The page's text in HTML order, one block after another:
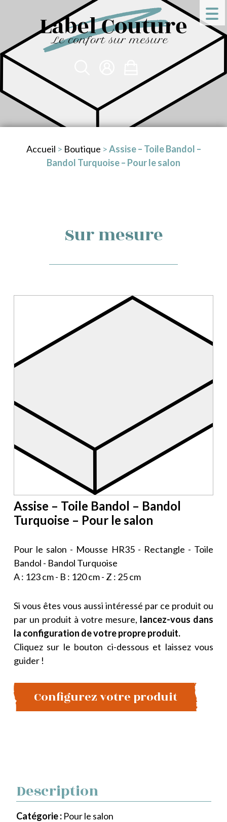
Accueil > Boutique >Assise – Toile Bandol –
Bandol Turquoise – Pour le salon
Sur mesure
Assise – Toile Bandol – Bandol
Turquoise – Pour le salon
Pour le salon - Mousse HR35 - Rectangle - Toile
Bandol - Bandol Turquoise
A : 123 cm - B : 120 cm - Z : 25 cm
Si vous êtes vous aussi intéressé par ce produit ou
par un produit à votre mesure, lancez-vous dans
la configuration de votre propre produit.
Cliquez sur le bouton ci-dessous et laissez vous
guider !
Configurez votre produit
Description
Catégorie : Pour le salon